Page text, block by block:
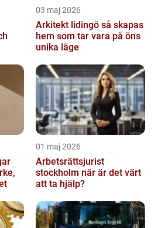
03 maj 2026
Arkitekt lidingö så skapas
hem som tar vara på öns
unika läge
01 maj 2026
Arbetsrättsjurist
stockholm när är det värt
att ta hjälp?